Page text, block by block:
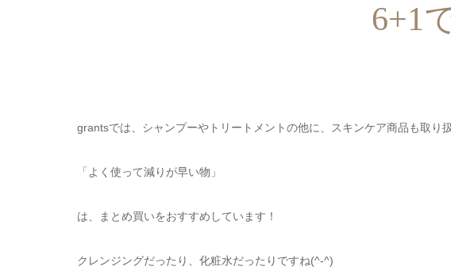
6+1
grantsでは、シャンプーやトリートメントの他に、スキンケア商品も取り
「よく使って減りが早い物」
は、まとめ買いをおすすめしています！
クレンジングだったり、化粧水だったりですね(^-^)